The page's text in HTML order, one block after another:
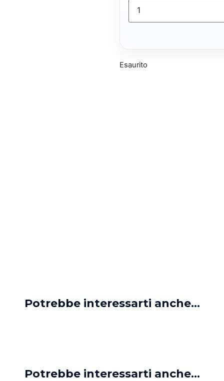
Esaurito
Potrebbe interessarti anche...
Potrebbe interessarti anche...